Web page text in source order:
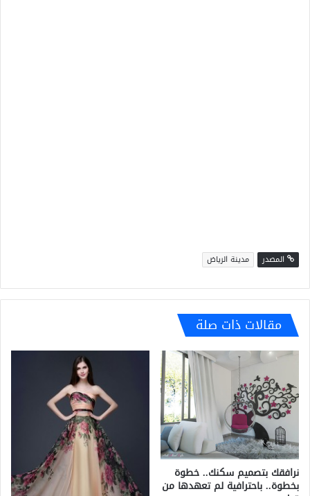
المصدر مدينة الرياض
مقالات ذات صلة
نرافقك بتصميم سكنك.. خطوة
بخطوة.. باحترافية لم تعهدها من